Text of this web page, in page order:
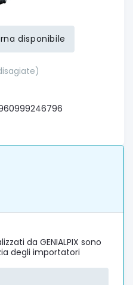
disponibile
da GENIALPIX sono
degli importatori